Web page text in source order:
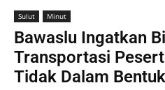
Sulut Minut
Bawaslu Ingatkan
Transportasi
Tidak Dalam